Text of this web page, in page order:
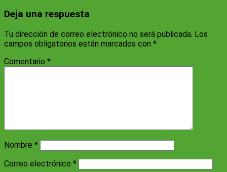
Deja una respuesta
Tu dirección de correo electrónico no será publicada. Los
campos obligatorios están marcados con *
Comentario *
Nombre *
Correo electrónico *